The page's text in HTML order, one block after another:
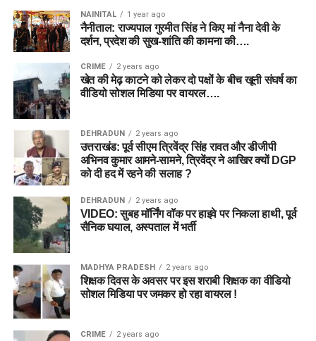
NAINITAL 1 year ago
नैनीताल: राज्यपाल गुरमीत सिंह ने किए मां नैना देवी के
दर्शन, प्रदेश की सुख-शांति की कामना की….
CRIME 2 years ago
खेत की मेढ़ काटने को लेकर दो पक्षों के बीच खूनी संघर्ष का
वीडियो सोशल मिडिया पर वायरल….
DEHRADUN 2 years ago
उत्तराखंड: पूर्व सीएम त्रिवेंद्र सिंह रावत और डीजीपी
अभिनव कुमार आमने-सामने, त्रिवेंद्र ने आखिर क्यों DGP
को दी हद में रहने की सलाह ?
DEHRADUN 2 years ago
VIDEO: सुबह मॉर्निंग वॉक पर हाइवे पर निकला हाथी, पूर्व
सैनिक घयाल, अस्पताल में भर्ती
MADHYA PRADESH 2 years ago
शिक्षक दिवस के अवसर पर इस शराबी शिक्षक का वीडियो
सोशल मिडिया पर जमकर हो रहा वायरल !
CRIME 2 years ago